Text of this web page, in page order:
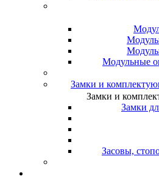
Модульные
Замки и
Замки и
Замки
Засовы,